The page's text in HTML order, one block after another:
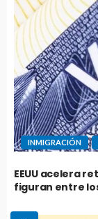
INMIGRACIÓN
EEUU acelera
figuran entre